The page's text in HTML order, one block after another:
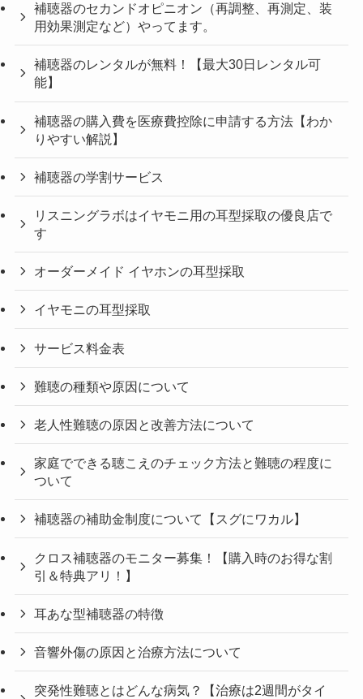
補聴器のセカンドオピニオン（再調整、再測定、装
用効果測定など）やってます。
補聴器のレンタルが無料！【最大30日レンタル可
能】
補聴器の購入費を医療費控除に申請する方法【わか
りやすい解説】
補聴器の学割サービス
リスニングラボはイヤモニ用の耳型採取の優良店で
す
オーダーメイド イヤホンの耳型採取
イヤモニの耳型採取
サービス料金表
難聴の種類や原因について
老人性難聴の原因と改善方法について
家庭でできる聴こえのチェック方法と難聴の程度に
ついて
補聴器の補助金制度について【スグにワカル】
クロス補聴器のモニター募集！【購入時のお得な割
引＆特典アリ！】
耳あな型補聴器の特徴
音響外傷の原因と治療方法について
突発性難聴とはどんな病気？【治療は2週間がタイ